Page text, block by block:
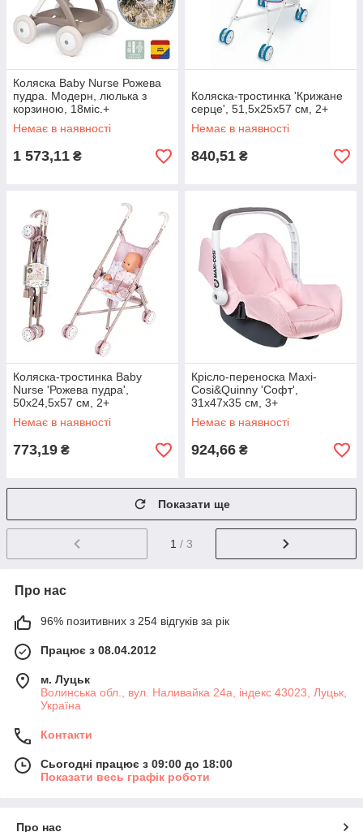
Коляска Baby Nurse Рожева
пудра. Модерн, люлька з
корзиною, 18міс.+
Немає в наявності
1 573,11 ₴
Коляска-тростинка 'Крижане
серце', 51,5х25х57 см, 2+
Немає в наявності
840,51 ₴
Коляска-тростинка Baby
Nurse 'Рожева пудра',
50х24,5х57 см, 2+
Немає в наявності
773,19 ₴
Крісло-переноска Maxi-
Cosi&Quinny 'Софт',
31x47x35 см, 3+
Немає в наявності
924,66 ₴
Показати ще
1 / 3
Про нас
96% позитивних з 254 відгуків за рік
Працює з 08.04.2012
м. Луцьк
Волинська обл., вул. Наливайка 24а, індекс 43023, Луцьк,
Україна
Контакти
Сьогодні працює з 09:00 до 18:00
Показати весь графік роботи
Про нас